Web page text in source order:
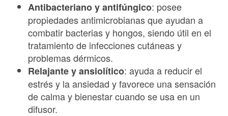
Antibacteriano y antifúngico: posee
propiedades antimicrobianas que ayudan a
combatir bacterias y hongos, siendo útil en el
tratamiento de infecciones cutáneas y
problemas dérmicos.
Relajante y ansiolítico: ayuda a reducir el
estrés y la ansiedad y favorece una sensación
de calma y bienestar cuando se usa en un
difusor.